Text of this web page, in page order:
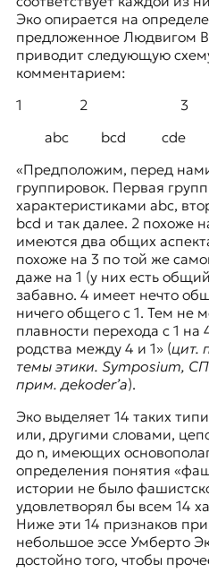
Эко опирается на
предложенное Людвигом
приводит следующую
комментарием:
1 2 3
abc bcd cde
«Предположим, перед
группировок. Первая
характеристиками аbс,
bcd и так далее. 2 похоже
имеются два общих
похоже на 3 по той же
даже на 1 (у них есть
забавно. 4 имеет нечто
ничего общего с 1. Тем не
плавности перехода с 1 на
родства между 4 и 1» (цит.
темы этики. Symposium,
прим. дekoder’а).
Эко выделяет 14 таких
или, другими словами,
до n, имеющих
определения понятия
истории не было
удовлетворял бы всем 14
Ниже эти 14 признаков
небольшое эссе Умберто
достойно того, чтобы